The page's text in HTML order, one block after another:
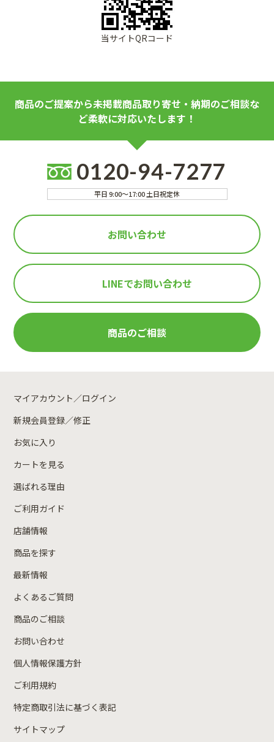
当サイトQRコード
商品のご提案から未掲載商品取り寄せ・納期のご相談な
ど柔軟に対応いたします！
0120-94-7277
平日 9:00～17:00 土日祝定休
お問い合わせ
LINEでお問い合わせ
商品のご相談
マイアカウント／ログイン
新規会員登録／修正
お気に入り
カートを見る
選ばれる理由
ご利用ガイド
店舗情報
商品を探す
最新情報
よくあるご質問
商品のご相談
お問い合わせ
個人情報保護方針
ご利用規約
特定商取引法に基づく表記
サイトマップ